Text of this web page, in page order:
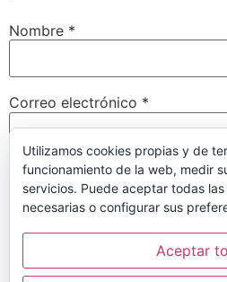
Nombre *
Correo electrónico *
Web
Guarda mi nombre, correo
navegador para la próxima
Utilizamos cookies propias y de
funcionamiento de la web, medir
servicios. Puede aceptar todas
necesarias o configurar sus
Aceptar